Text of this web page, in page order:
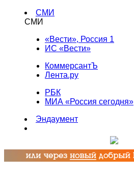
СМИ
СМИ
«Вести», Россия 1
ИС «Вести»
КоммерсантЪ
Лента.ру
РБК
МИА «Россия сегодня»
Эндаумент